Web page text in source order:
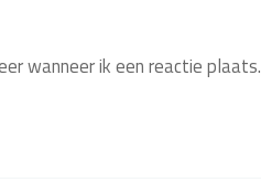
wanneer ik een reactie plaats.